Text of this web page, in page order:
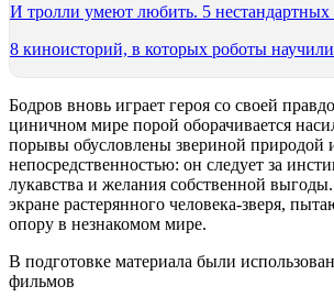
И тролли умеют любить. 5 нестандартных
8 киноисторий, в которых роботы
Бодров вновь играет героя со своей
циничном мире порой оборачивается
порывы обусловлены звериной природой
непосредственностью: он следует за
лукавства и желания собственной
экране растерянного человека-зверя,
опору в незнакомом мире.
В подготовке материала были
фильмов